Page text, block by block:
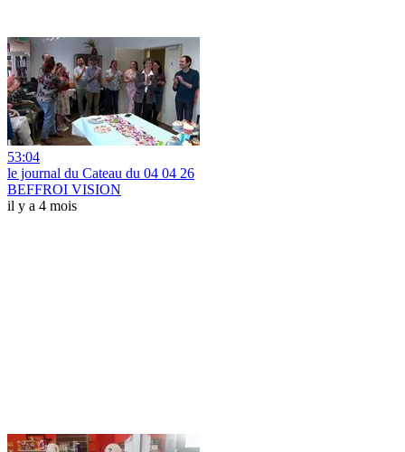
53:04
le journal du Cateau du 04 04 26
BEFFROI VISION
il y a 4 mois